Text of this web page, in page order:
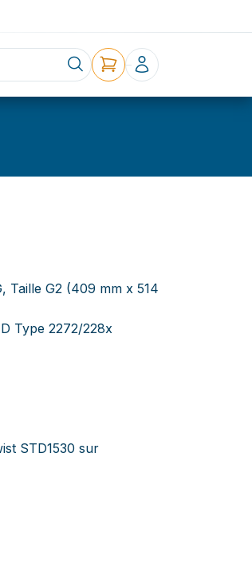
Taille G2 (409 mm x 514
Type 2272/228x
STD1530 sur